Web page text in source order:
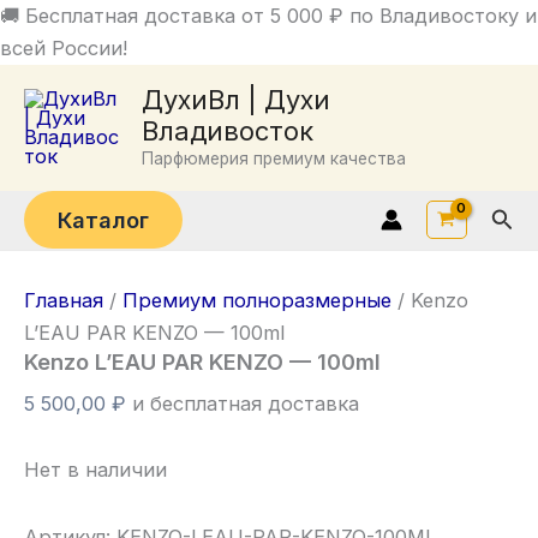
🚚 Бесплатная доставка от 5 000 ₽ по Владивостоку и
всей России!
Перейти
к
ДухиВл | Духи
Владивосток
Парфюмерия премиум качества
Каталог
Главная / Премиум полноразмерные / Kenzo
L’EAU PAR KENZO — 100ml
Kenzo L’EAU PAR KENZO — 100ml
5 500,00 ₽ и бесплатная доставка
Нет в наличии